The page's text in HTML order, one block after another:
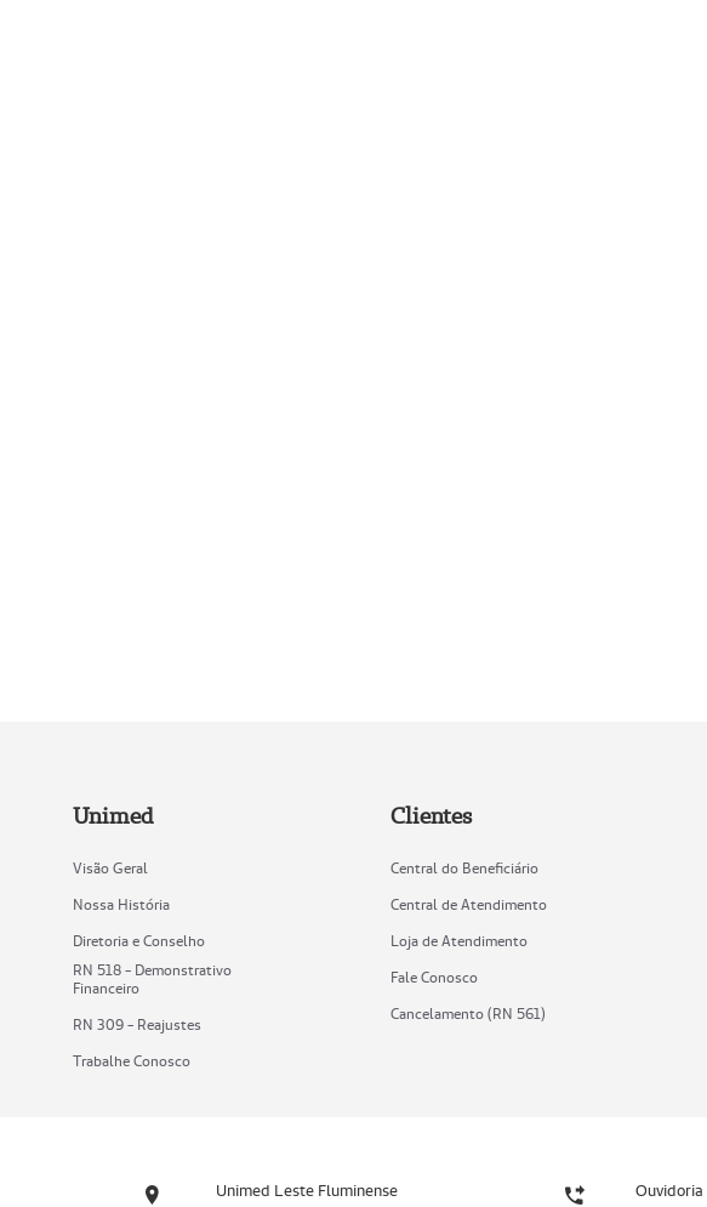
Unimed
Visão Geral
Nossa História
Diretoria e Conselho
RN 518 - Demonstrativo
Financeiro
RN 309 - Reajustes
Trabalhe Conosco
Clientes
Central do Beneficiário
Central de Atendimento
Loja de Atendimento
Fale Conosco
Cancelamento (RN 561)
Unimed Leste Fluminense Ouvidoria